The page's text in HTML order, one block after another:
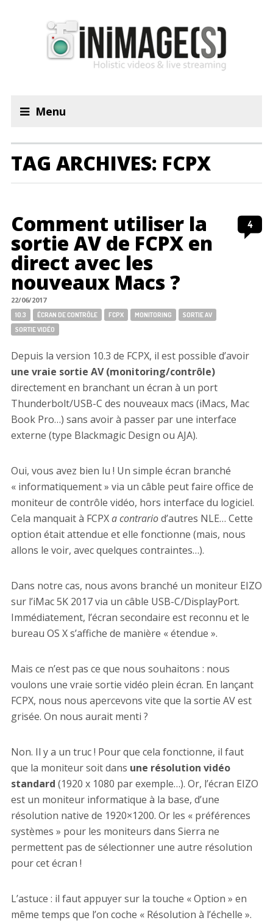
Menu
TAG ARCHIVES: FCPX
Comment utiliser la
sortie AV de FCPX en
direct avec les
nouveaux Macs ?
4
22/06/2017
Tags:
10.3 ÉCRAN DE CONTRÔLE FCPX MONITORING
SORTIE AV
SORTIE VIDÉO
Depuis la version 10.3 de FCPX, il est possible d’avoir
une vraie sortie AV (monitoring/contrôle)
directement en branchant un écran à un port
Thunderbolt/USB-C des nouveaux macs (iMacs, Mac
Book Pro…) sans avoir à passer par une interface
externe (type Blackmagic Design ou AJA).
Oui, vous avez bien lu ! Un simple écran branché
« informatiquement » via un câble peut faire office de
moniteur de contrôle vidéo, hors interface du logiciel.
Cela manquait à FCPXa contrariod’autres NLE… Cette
option était attendue et elle fonctionne (mais, nous
allons le voir, avec quelques contraintes…).
Dans notre cas, nous avons branché un moniteur EIZO
sur l’iMac 5K 2017 via un câble USB-C/DisplayPort.
Immédiatement, l’écran secondaire est reconnu et le
bureau OS X s’affiche de manière « étendue ».
Mais ce n’est pas ce que nous souhaitons : nous
voulons une vraie sortie vidéo plein écran. En lançant
FCPX, nous nous apercevons vite que la sortie AV est
grisée. On nous aurait menti ?
Non. Il y a un truc ! Pour que cela fonctionne, il faut
que la moniteur soit dans une résolution vidéo
standard (1920 x 1080 par exemple…). Or, l’écran EIZO
est un moniteur informatique à la base, d’une
résolution native de 1920×1200. Or les « préférences
systèmes » pour les moniteurs dans Sierra ne
permettent pas de sélectionner une autre résolution
pour cet écran !
L’astuce : il faut appuyer sur la touche « Option » en
même temps que l’on coche « Résolution à l’échelle ».